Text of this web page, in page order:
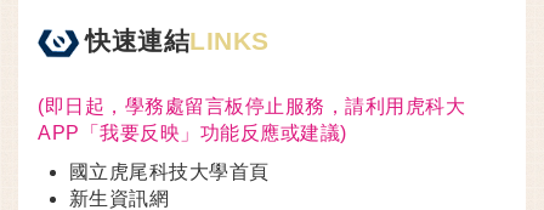
快速連結LINKS
(即日起，學務處留言板停止服務，請利用虎科大
APP「我要反映」功能反應或建議)
國立虎尾科技大學首頁
新生資訊網